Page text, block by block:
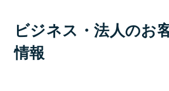
ビジネス・法人のお
情報